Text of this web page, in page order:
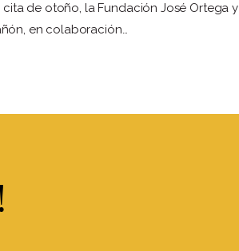
de otoño, la Fundación José Ortega y
en colaboración…